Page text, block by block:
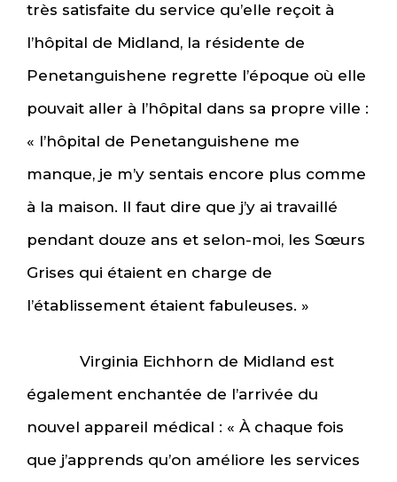
très satisfaite du service qu’elle reçoit à
l’hôpital de Midland, la résidente de
Penetanguishene regrette l’époque où elle
pouvait aller à l’hôpital dans sa propre ville :
« l’hôpital de Penetanguishene me
manque, je m’y sentais encore plus comme
à la maison. Il faut dire que j’y ai travaillé
pendant douze ans et selon-moi, les Sœurs
Grises qui étaient en charge de
l’établissement étaient fabuleuses. »
Virginia Eichhorn de Midland est
également enchantée de l’arrivée du
nouvel appareil médical : « À chaque fois
que j’apprends qu’on améliore les services